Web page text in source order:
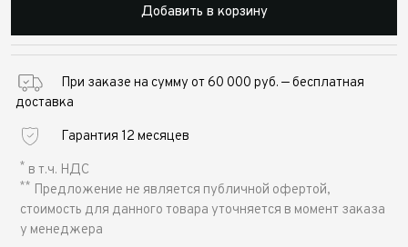
Добавить в корзину
При заказе на сумму от 60 000 руб. — бесплатная
доставка
Гарантия 12 месяцев
* в т.ч. НДС
** Предложение не является публичной офертой,
стоимость для данного товара уточняется в момент заказа
у менеджера